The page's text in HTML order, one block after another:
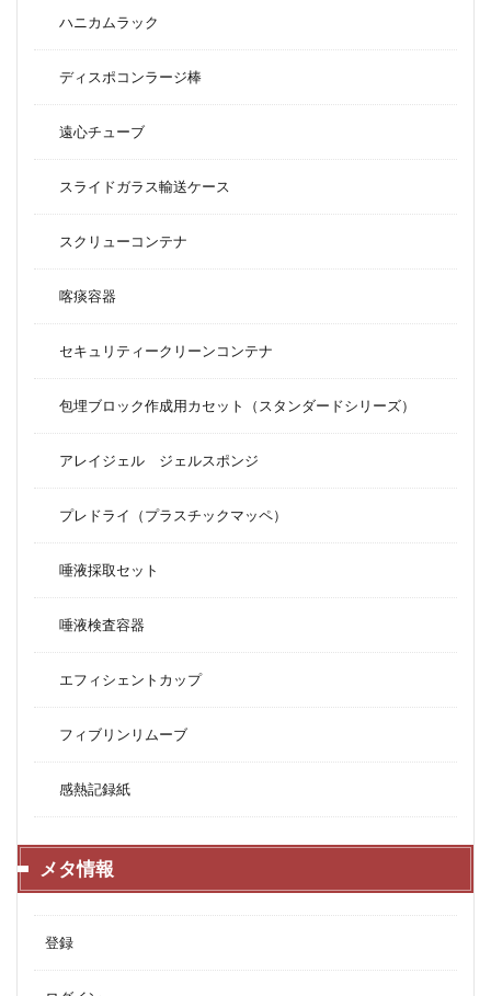
ハニカムラック
ディスポコンラージ棒
遠心チューブ
スライドガラス輸送ケース
スクリューコンテナ
喀痰容器
セキュリティークリーンコンテナ
包埋ブロック作成用カセット（スタンダードシリーズ）
アレイジェル ジェルスポンジ
プレドライ（プラスチックマッペ）
唾液採取セット
唾液検査容器
エフィシェントカップ
フィブリンリムーブ
感熱記録紙
メタ情報
登録